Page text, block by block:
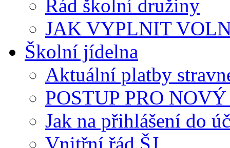
Řád školní družiny
JAK VYPLNIT
Školní jídelna
Aktuální platby
POSTUP PRO
Jak na přihlášení do
Vnitřní řád ŠJ